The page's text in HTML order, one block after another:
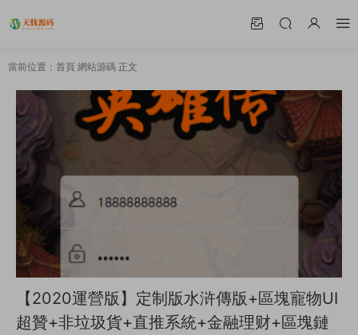
當前位置： 首頁 網站源碼 正文
【2020運營版】定制版水浒傳版+區塊寵物UI
超贊+非垃圾貨+直推系統+金融理财+區塊鏈